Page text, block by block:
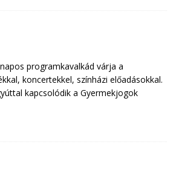
programkavalkád várja a
koncertekkel, színházi előadásokkal.
kapcsolódik a Gyermekjogok